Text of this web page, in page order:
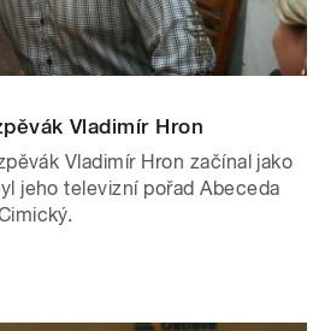
Vladimír Hron
Vladimír Hron začínal jako
jeho televizní pořad Abeceda